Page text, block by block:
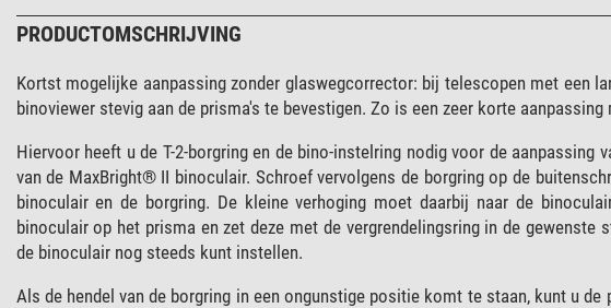
PRODUCTOMSCHRIJVING
Kortst mogelijke aanpassing zonder glaswegcorrector: bij telescopen met een
binoviewer stevig aan de prisma's te bevestigen. Zo is een zeer korte aanpassing
Hiervoor heeft u de T-2-borgring en de bino-instelring nodig voor de
van de MaxBright® II binoculair. Schroef vervolgens de borgring op de
binoculair en de borgring. De kleine verhoging moet daarbij naar de
binoculair op het prisma en zet deze met de vergrendelingsring in de
de binoculair nog steeds kunt instellen.
Als de hendel van de borgring in een ongunstige positie komt te staan, kunt u